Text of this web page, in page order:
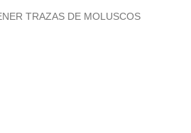
TRAZAS DE MOLUSCOS